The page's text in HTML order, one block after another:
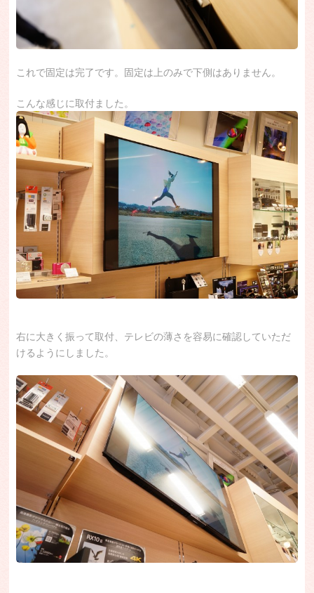
これで固定は完了です。固定は上のみで下側はありません。
こんな感じに取付ました。
右に大きく振って取付、テレビの薄さを容易に確認していただ
けるようにしました。